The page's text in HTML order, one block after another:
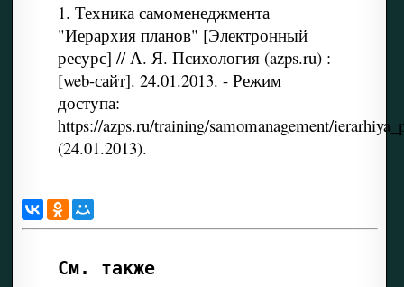
1. Техника самоменеджмента
"Иерархия планов" [Электронный
ресурс] // А. Я. Психология (azps.ru) :
[web-сайт]. 24.01.2013. - Режим
доступа:
https://azps.ru/training/samomanagement/
(24.01.2013).
См. также